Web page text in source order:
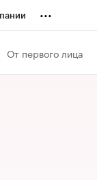
...
От первого лица